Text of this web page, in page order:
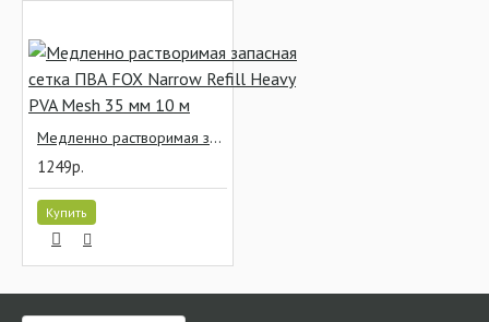
Медленно растворимая запасная сетка ПВА FOX Narrow Refill Heavy PVA Mesh 35 мм 10 м
1249р.
Купить